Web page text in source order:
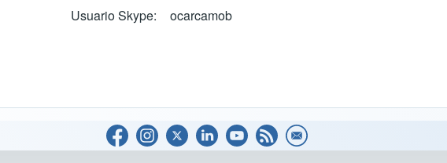
Usuario Skype: ocarcamob